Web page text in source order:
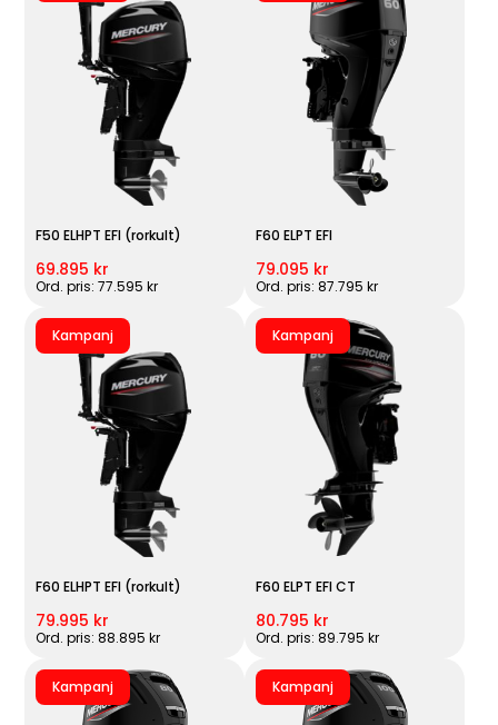
F50 ELHPT EFI (rorkult)
69.895 kr
Ord. pris: 77.595 kr
F60 ELPT EFI
79.095 kr
Ord. pris: 87.795 kr
Kampanj
F60 ELHPT EFI (rorkult)
79.995 kr
Ord. pris: 88.895 kr
Kampanj
F60 ELPT EFI CT
80.795 kr
Ord. pris: 89.795 kr
Kampanj Kampanj